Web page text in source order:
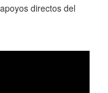
directos del